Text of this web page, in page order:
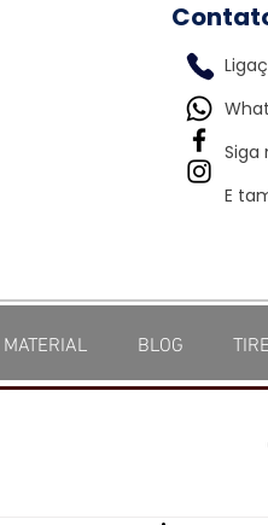
Siga
E
MATERIAL BLOG